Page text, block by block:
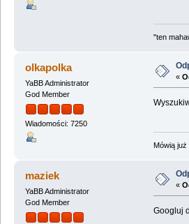
"ten
olkapolka
YaBB Administrator
God Member
Wiadomości: 7250
«
Mówią już
maziek
YaBB Administrator
God Member
«
Googluj